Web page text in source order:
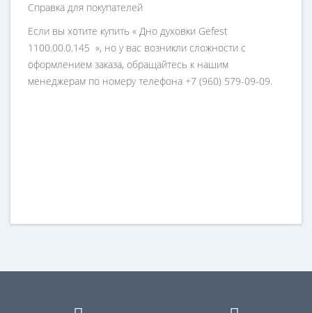
Справка для покупателей
Если вы хотите купить « Дно духовки Gefest
1100.00.0.145 », но у вас возникли сложности с
оформлением заказа, обращайтесь к нашим
менеджерам по номеру телефона +7 (960) 579-09-09.